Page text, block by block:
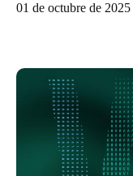
Switzerland
Français Italiano
United Kingdom
01 de octubre de 2025